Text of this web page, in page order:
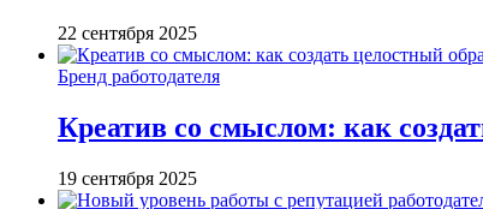
22 сентября 2025
Бренд работодателя
Креатив со смыслом: как
19 сентября 2025